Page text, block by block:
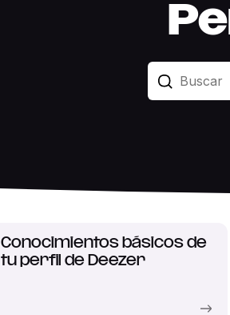
Conocimientos básicos de
tu perfil de Deezer